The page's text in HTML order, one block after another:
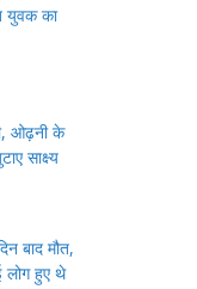
युवक का
ओढ़नी के
साक्ष्य
बाद मौत,
लोग हुए थे